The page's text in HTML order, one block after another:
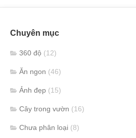
Chuyên mục
360 độ (12)
Ăn ngon (46)
Ảnh đẹp (15)
Cây trong vườn (16)
Chưa phân loại (8)